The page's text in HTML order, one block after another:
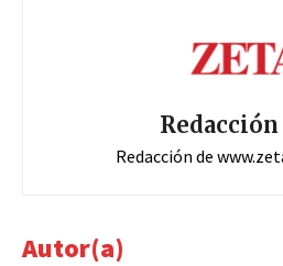
Redacción de
Autor(a)